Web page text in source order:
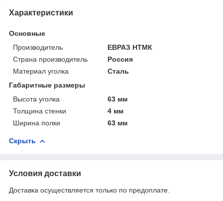
Характеристики
Основные
Производитель
ЕВРАЗ НТМК
Страна производитель
Россия
Материал уголка
Сталь
Габаритные размеры
Высота уголка
63 мм
Толщина стенки
4 мм
Ширина полки
63 мм
Скрыть
Условия доставки
Доставка осуществляется только по предоплате.